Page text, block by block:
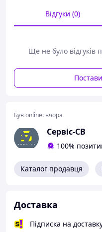
Відгуки (0)
Ще не було відгуків
Був online: вчора
Сервіс-СВ
100%
Каталог продавця
Доставка
Підписка на